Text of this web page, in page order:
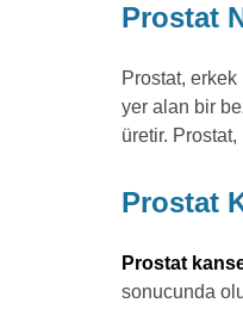
Prostat
Prostat,
yer alan bir
üretir.
Prostat
Prostat
sonucunda